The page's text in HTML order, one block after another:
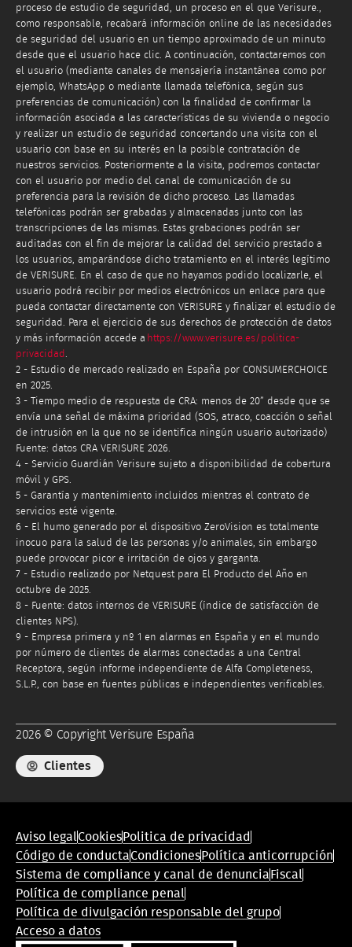
proceso de estudio de seguridad, un proceso en el que Verisure.,
como responsable, recabará información online de las necesidades
de seguridad del usuario en un tiempo aproximado de un minuto
desde que el usuario hace clic. A continuación, contactaremos con
el usuario (mediante canales de mensajería instantánea como por
ejemplo, WhatsApp o mediante llamada telefónica, según sus
preferencias de comunicación) con la finalidad de confirmar la
información asociada a las características de su vivienda o negocio
y realizar un estudio de seguridad concertando una visita con el
usuario con base en su interés en la posible contratación de
nuestros servicios. Posteriormente a la visita, podremos contactar
con el usuario por medio del canal de comunicación de su
preferencia para la revisión de dicho proceso. Las llamadas
telefónicas podrán ser grabadas y almacenadas junto con las
transcripciones de las mismas. Estas grabaciones podrán ser
auditadas con el fin de mejorar la calidad del servicio prestado a
los usuarios, amparándose dicho tratamiento en el interés legítimo
de VERISURE. En el caso de que no hayamos podido localizarle, el
usuario podrá recibir por medios electrónicos un enlace para que
pueda contactar directamente con VERISURE y finalizar el estudio de
seguridad. Para el ejercicio de sus derechos de protección de datos
y más información accede a https://www.verisure.es/politica-
privacidad.
2 - Estudio de mercado realizado en España por CONSUMERCHOICE
en 2025.
3 - Tiempo medio de respuesta de CRA: menos de 20” desde que se
envía una señal de máxima prioridad (SOS, atraco, coacción o señal
de intrusión en la que no se identifica ningún usuario autorizado)
Fuente: datos CRA VERISURE 2026.
4 - Servicio Guardián Verisure sujeto a disponibilidad de cobertura
móvil y GPS.
5 - Garantía y mantenimiento incluidos mientras el contrato de
servicios esté vigente.
6 - El humo generado por el dispositivo ZeroVision es totalmente
inocuo para la salud de las personas y/o animales, sin embargo
puede provocar picor e irritación de ojos y garganta.
7 - Estudio realizado por Netquest para El Producto del Año en
octubre de 2025.
8 - Fuente: datos internos de VERISURE (índice de satisfacción de
clientes NPS).
9 - Empresa primera y nº 1 en alarmas en España y en el mundo
por número de clientes de alarmas conectadas a una Central
Receptora, según informe independiente de Alfa Completeness,
S.L.P., con base en fuentes públicas e independientes verificables.
2026 © Copyright Verisure España
Clientes
Menú
de
conformidad
legal
Aviso legal Cookies Politica de privacidad
Código de conductaCondiciones Política anticorrupción
Sistema de compliance y canal de denuncia Fiscal
Política de compliance penal
Política de divulgación responsable del grupo
Acceso a datos